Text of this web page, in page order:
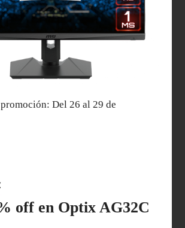
Del 26 al 29 de
off en Optix AG32C